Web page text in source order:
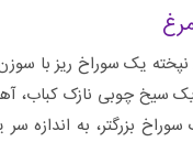
نپخته یک سوراخ ریز با
یک سیخ چوبی نازک کباب،
بزرگتر، به اندازه